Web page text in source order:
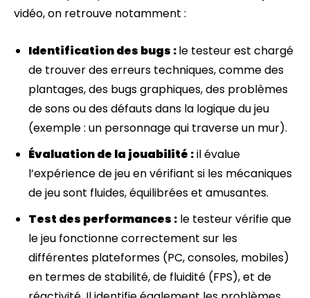
vidéo, on retrouve notamment :
Identification des bugs :le testeur est chargé
de trouver des erreurs techniques, comme des
plantages, des bugs graphiques, des problèmes
de sons ou des défauts dans la logique du jeu
(exemple : un personnage qui traverse un mur).
Évaluation de la jouabilité :il évalue
l’expérience de jeu en vérifiant si les mécaniques
de jeu sont fluides, équilibrées et amusantes.
Test des performances : le testeur vérifie que
le jeu fonctionne correctement sur les
différentes plateformes (PC, consoles, mobiles)
en termes de stabilité, de fluidité (FPS), et de